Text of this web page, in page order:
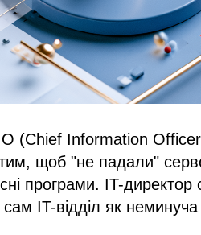
(Chief Information
щоб "не падали"
програми. IT-директор
IT-відділ як неминуча